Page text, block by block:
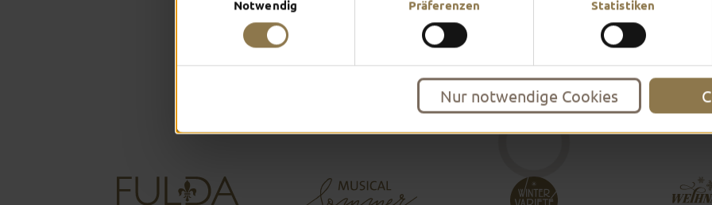
Notwendig Präferenzen Statistiken
Nur notwendige Cookies